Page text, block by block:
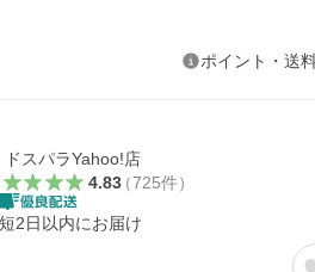
ポイント・送
ドスパラYahoo!店
4.83（725件）
2日以内にお届け